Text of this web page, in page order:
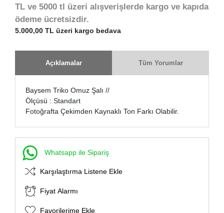
TL ve 5000 tl üzeri alışverişlerde kargo ve kapıda
ödeme ücretsizdir.
5.000,00 TL üzeri kargo bedava
Açıklamalar Tüm Yorumlar
Baysem Triko Omuz Şalı //
Ölçüsü : Standart
Fotoğrafta Çekimden Kaynaklı Ton Farkı Olabilir.
Whatsapp ile Sipariş
Karşılaştırma Listene Ekle
Fiyat Alarmı
Favorilerime Ekle